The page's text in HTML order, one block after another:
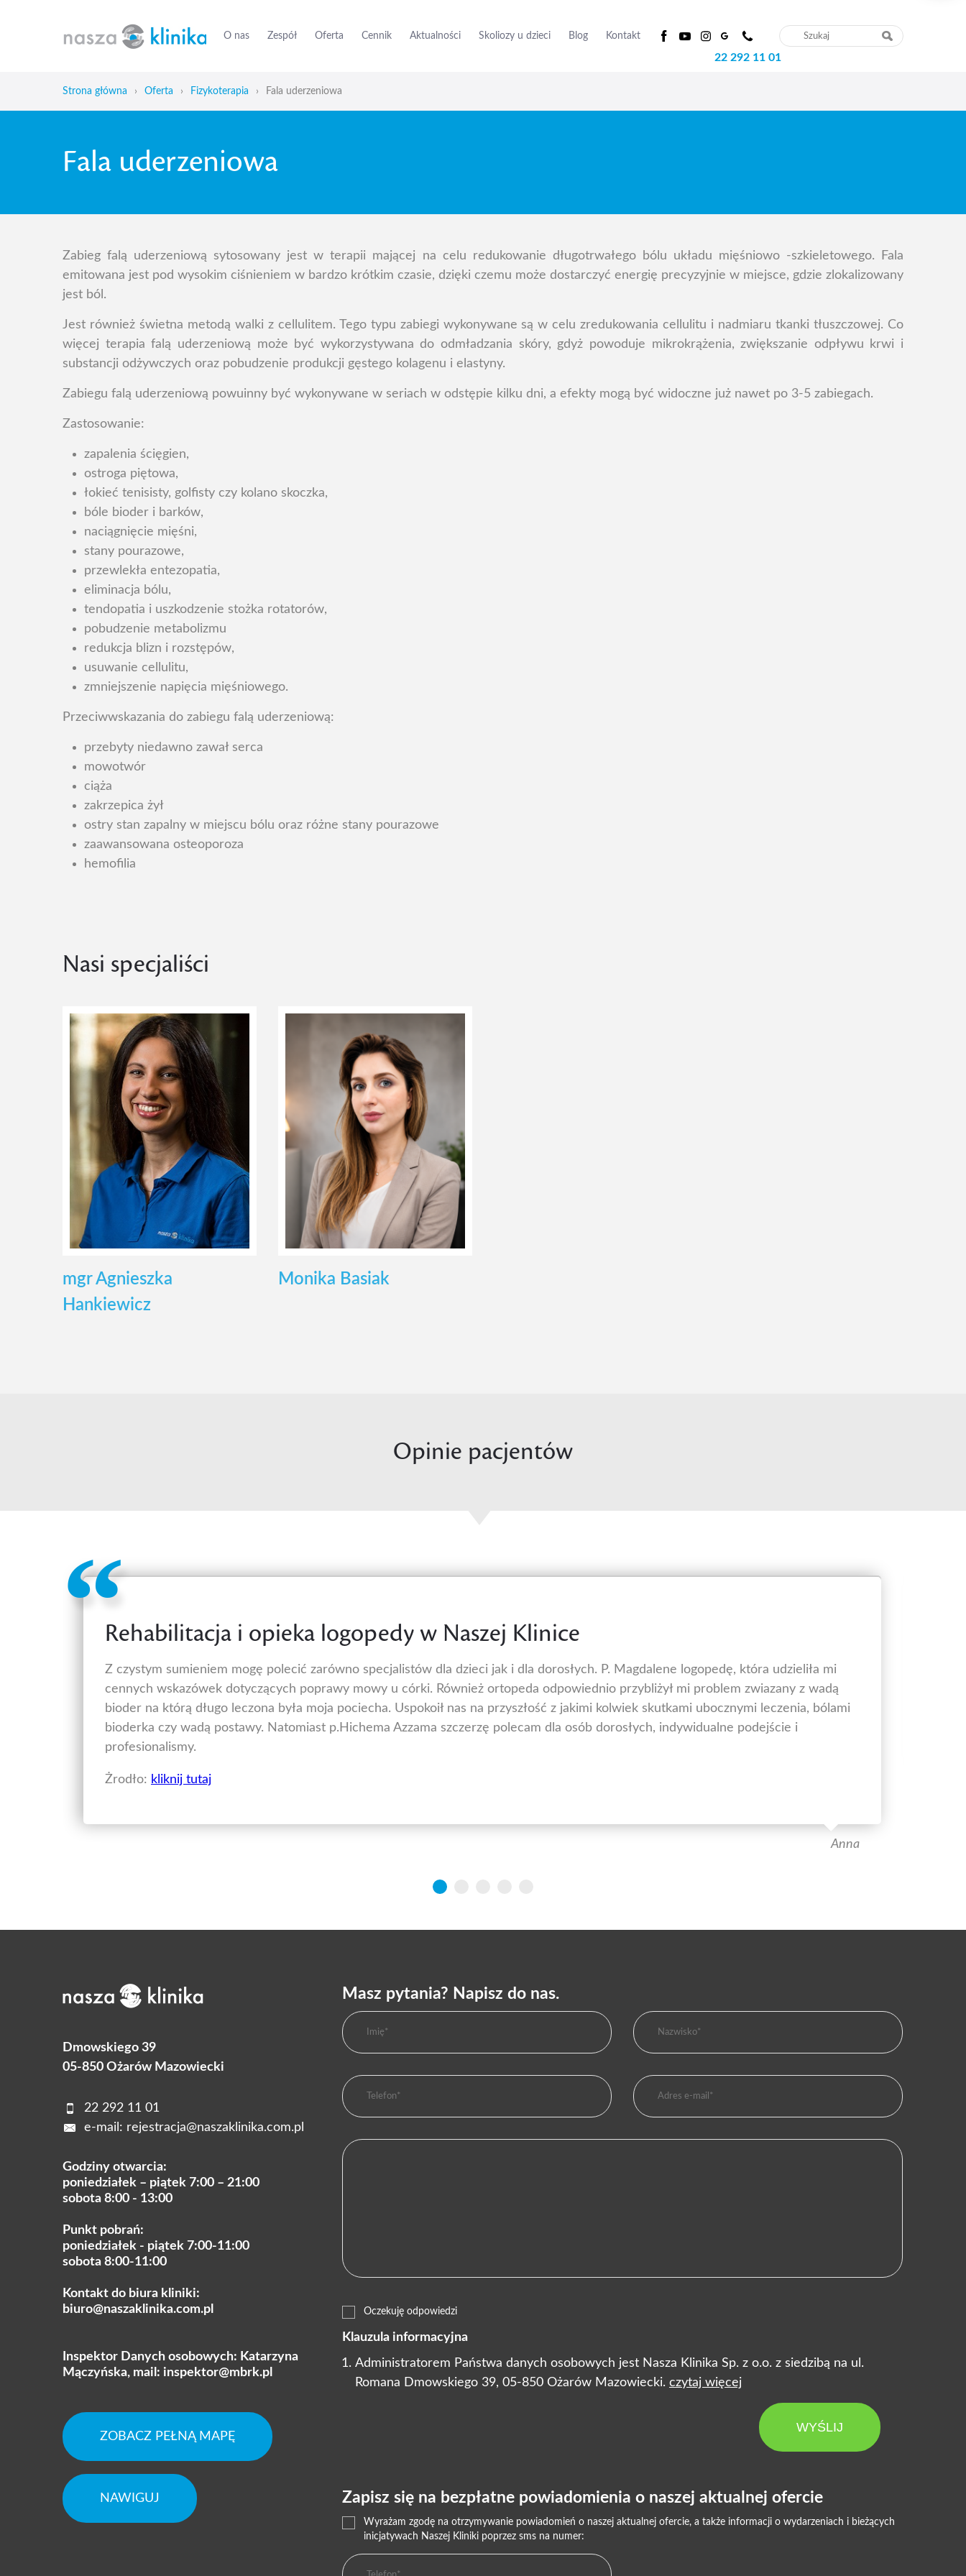
O nas Zespół Oferta Cennik Aktualności Skoliozy u dzieci Blog Kontakt
22 292 11 01
Strona główna › Oferta › Fizykoterapia › Fala uderzeniowa
Fala uderzeniowa
Zabieg falą uderzeniową sytosowany jest w terapii mającej na celu redukowanie długotrwałego bólu układu mięśniowo -szkieletowego. Fala
emitowana jest pod wysokim ciśnieniem w bardzo krótkim czasie, dzięki czemu może dostarczyć energię precyzyjnie w miejsce, gdzie zlokalizowany
jest ból.
Jest również świetna metodą walki z cellulitem. Tego typu zabiegi wykonywane są w celu zredukowania cellulitu i nadmiaru tkanki tłuszczowej. Co
więcej terapia falą uderzeniową może być wykorzystywana do odmładzania skóry, gdyż powoduje mikrokrążenia, zwiększanie odpływu krwi i
substancji odżywczych oraz pobudzenie produkcji gęstego kolagenu i elastyny.
Zabiegu falą uderzeniową powuinny być wykonywane w seriach w odstępie kilku dni, a efekty mogą być widoczne już nawet po 3-5 zabiegach.
Zastosowanie:
zapalenia ścięgien,
ostroga piętowa,
łokieć tenisisty, golfisty czy kolano skoczka,
bóle bioder i barków,
naciągnięcie mięśni,
stany pourazowe,
przewlekła entezopatia,
eliminacja bólu,
tendopatia i uszkodzenie stożka rotatorów,
pobudzenie metabolizmu
redukcja blizn i rozstępów,
usuwanie cellulitu,
zmniejszenie napięcia mięśniowego.
Przeciwwskazania do zabiegu falą uderzeniową:
przebyty niedawno zawał serca
mowotwór
ciąża
zakrzepica żył
ostry stan zapalny w miejscu bólu oraz różne stany pourazowe
zaawansowana osteoporoza
hemofilia
Nasi specjaliści
mgr Agnieszka
Hankiewicz
Monika Basiak
Opinie pacjentów
Rehabilitacja i opieka logopedy w Naszej Klinice
Z czystym sumieniem mogę polecić zarówno specjalistów dla dzieci jak i dla dorosłych. P. Magdalene logopedę, która udzieliła mi
cennych wskazówek dotyczących poprawy mowy u córki. Również ortopeda odpowiednio przybliżył mi problem zwiazany z wadą
bioder na którą długo leczona była moja pociecha. Uspokoił nas na przyszłość z jakimi kolwiek skutkami ubocznymi leczenia, bólami
bioderka czy wadą postawy. Natomiast p.Hichema Azzama szczerzę polecam dla osób dorosłych, indywidualne podejście i
profesionalismy.
Żrodło: kliknij tutaj
Anna
Dmowskiego 39
05-850 Ożarów Mazowiecki
22 292 11 01
e-mail: rejestracja@naszaklinika.com.pl
Godziny otwarcia:
poniedziałek – piątek 7:00 – 21:00
sobota 8:00 - 13:00
Punkt pobrań:
poniedziałek - piątek 7:00-11:00
sobota 8:00-11:00
Kontakt do biura kliniki:
biuro@naszaklinika.com.pl
Inspektor Danych osobowych: Katarzyna
Mączyńska, mail: inspektor@mbrk.pl
ZOBACZ PEŁNĄ MAPĘ
NAWIGUJ
Masz pytania? Napisz do nas.
Oczekuję odpowiedzi
Klauzula informacyjna
Administratorem Państwa danych osobowych jest Nasza Klinika Sp. z o.o. z siedzibą na ul.
Romana Dmowskiego 39, 05-850 Ożarów Mazowiecki. czytaj więcej
WYŚLIJ
Zapisz się na bezpłatne powiadomienia o naszej aktualnej ofercie
Wyrażam zgodę na otrzymywanie powiadomień o naszej aktualnej ofercie, a także informacji o wydarzeniach i bieżących
inicjatywach Naszej Kliniki poprzez sms na numer: